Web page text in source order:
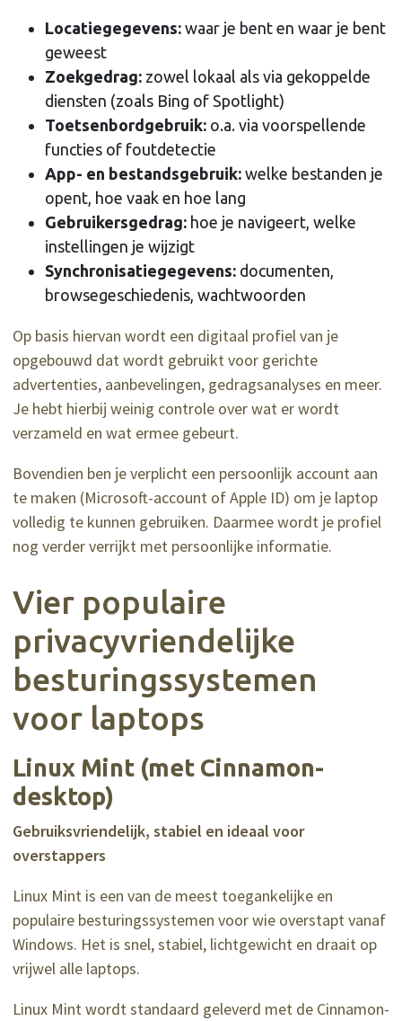
Locatiegegevens:waar je bent en waar je bent
geweest
Zoekgedrag:zowel lokaal als via gekoppelde
diensten (zoals Bing of Spotlight)
Toetsenbordgebruik:o.a. via voorspellende
functies of foutdetectie
App- en bestandsgebruik: welke bestanden je
opent, hoe vaak en hoe lang
Gebruikersgedrag:hoe je navigeert, welke
instellingen je wijzigt
Synchronisatiegegevens:documenten,
browsegeschiedenis, wachtwoorden
Op basis hiervan wordt een digitaal profiel van je
opgebouwd dat wordt gebruikt voor gerichte
advertenties, aanbevelingen, gedragsanalyses en meer.
Je hebt hierbij weinig controle over wat er wordt
verzameld en wat ermee gebeurt.
Bovendien ben je verplicht een persoonlijk account aan
te maken (Microsoft-account of Apple ID) om je laptop
volledig te kunnen gebruiken. Daarmee wordt je profiel
nog verder verrijkt met persoonlijke informatie.
Vier populaire
privacyvriendelijke
besturingssystemen
voor laptops
Linux Mint (met Cinnamon-
desktop)
Gebruiksvriendelijk, stabiel en ideaal voor
overstappers
Linux Mint is een van de meest toegankelijke en
populaire besturingssystemen voor wie overstapt vanaf
Windows. Het is snel, stabiel, lichtgewicht en draait op
vrijwel alle laptops.
Linux Mint wordt standaard geleverd met de Cinnamon-